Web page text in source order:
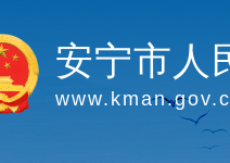
安宁市人